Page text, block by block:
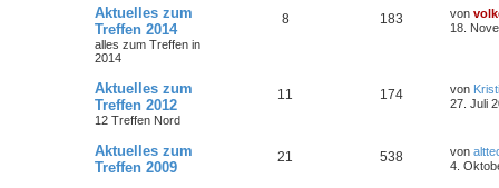
Aktuelles zum
Treffen 2014
alles zum Treffen in
2014
8 183 von
18.
Aktuelles zum
Treffen 2012
12 Treffen Nord
11 174 von
27. Juli
Aktuelles zum
Treffen 2009
21 538 von
4.